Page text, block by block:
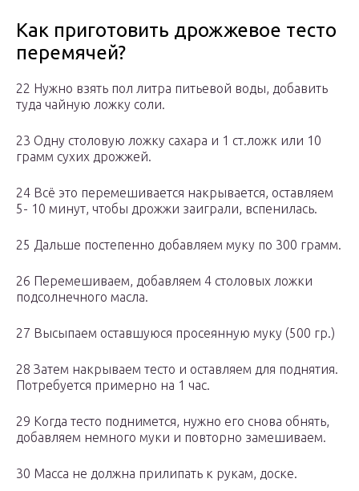
Как приготовить дрожжевое тесто
перемячей?
22 Нужно взять пол литра питьевой воды, добавить
туда чайную ложку соли.
23 Одну столовую ложку сахара и 1 ст.ложк или 10
грамм сухих дрожжей.
24 Всё это перемешивается накрывается, оставляем
5- 10 минут, чтобы дрожжи заиграли, вспенилась.
25 Дальше постепенно добавляем муку по 300 грамм.
26 Перемешиваем, добавляем 4 столовых ложки
подсолнечного масла.
27 Высыпаем оставшуюся просеянную муку (500 гр.)
28 Затем накрываем тесто и оставляем для поднятия.
Потребуется примерно на 1 час.
29 Когда тесто поднимется, нужно его снова обнять,
добавляем немного муки и повторно замешиваем.
30 Масса не должна прилипать к рукам, доске.